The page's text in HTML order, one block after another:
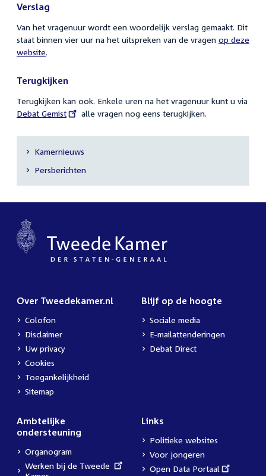
Verslag
Van het vragenuur wordt een woordelijk verslag gemaakt. Dit
staat binnen vier uur na het uitspreken van de vragen op deze
website.
Terugkijken
Terugkijken kan ook. Enkele uren na het vragenuur kunt u via
External
Debat Gemist alle vragen nog eens terugkijken.
Secundaire
navigatie
Kamernieuws
Persberichten
Over Tweedekamer.nl
Colofon
Disclaimer
Uw privacy
Cookies
Toegankelijkheid
Sitemap
Blijf op de hoogte
Sociale media
E-mailattenderingen
Debat Direct
Ambtelijke
ondersteuning
Organogram
External
Werken bij de Tweede
Links
Politieke websites
Voor jongeren
External
Open Data Portaal